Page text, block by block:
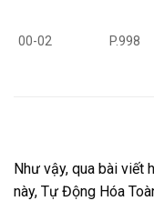
00-02 P.998
Như vậy, qua bài viết
này, Tự Động Hóa